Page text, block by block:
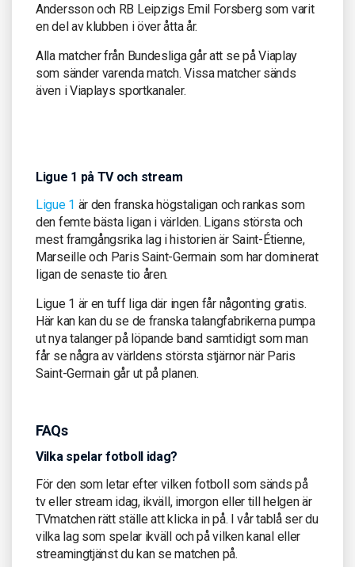
Andersson och RB Leipzigs Emil Forsberg som varit
en del av klubben i över åtta år.
Alla matcher från Bundesliga går att se på Viaplay
som sänder varenda match. Vissa matcher sänds
även i Viaplays sportkanaler.
Ligue 1 på TV och stream
Ligue 1 är den franska högstaligan och rankas som
den femte bästa ligan i världen. Ligans största och
mest framgångsrika lag i historien är Saint-Étienne,
Marseille och Paris Saint-Germain som har dominerat
ligan de senaste tio åren.
Ligue 1 är en tuff liga där ingen får någonting gratis.
Här kan kan du se de franska talangfabrikerna pumpa
ut nya talanger på löpande band samtidigt som man
får se några av världens största stjärnor när Paris
Saint-Germain går ut på planen.
FAQs
Vilka spelar fotboll idag?
För den som letar efter vilken fotboll som sänds på
tv eller stream idag, ikväll, imorgon eller till helgen är
TVmatchen rätt ställe att klicka in på. I vår tablå ser du
vilka lag som spelar ikväll och på vilken kanal eller
streamingtjänst du kan se matchen på.